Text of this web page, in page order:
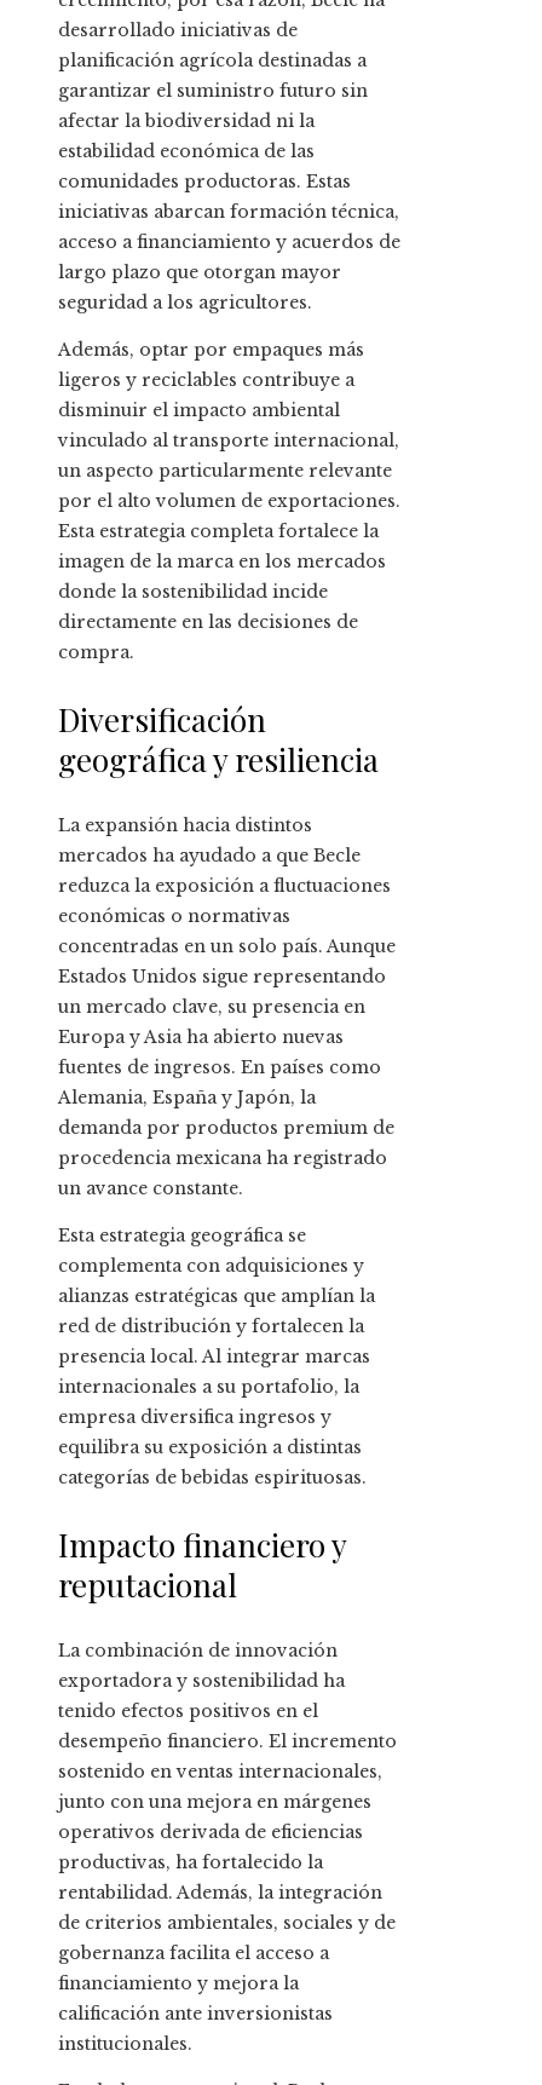
desarrollado iniciativas de
planificación agrícola destinadas a
garantizar el suministro futuro sin
afectar la biodiversidad ni la
estabilidad económica de las
comunidades productoras. Estas
iniciativas abarcan formación técnica,
acceso a financiamiento y acuerdos de
largo plazo que otorgan mayor
seguridad a los agricultores.
Además, optar por empaques más
ligeros y reciclables contribuye a
disminuir el impacto ambiental
vinculado al transporte internacional,
un aspecto particularmente relevante
por el alto volumen de exportaciones.
Esta estrategia completa fortalece la
imagen de la marca en los mercados
donde la sostenibilidad incide
directamente en las decisiones de
compra.
Diversificación
geográfica y resiliencia
La expansión hacia distintos
mercados ha ayudado a que Becle
reduzca la exposición a fluctuaciones
económicas o normativas
concentradas en un solo país. Aunque
Estados Unidos sigue representando
un mercado clave, su presencia en
Europa y Asia ha abierto nuevas
fuentes de ingresos. En países como
Alemania, España y Japón, la
demanda por productos premium de
procedencia mexicana ha registrado
un avance constante.
Esta estrategia geográfica se
complementa con adquisiciones y
alianzas estratégicas que amplían la
red de distribución y fortalecen la
presencia local. Al integrar marcas
internacionales a su portafolio, la
empresa diversifica ingresos y
equilibra su exposición a distintas
categorías de bebidas espirituosas.
Impacto financiero y
reputacional
La combinación de innovación
exportadora y sostenibilidad ha
tenido efectos positivos en el
desempeño financiero. El incremento
sostenido en ventas internacionales,
junto con una mejora en márgenes
operativos derivada de eficiencias
productivas, ha fortalecido la
rentabilidad. Además, la integración
de criterios ambientales, sociales y de
gobernanza facilita el acceso a
financiamiento y mejora la
calificación ante inversionistas
institucionales.